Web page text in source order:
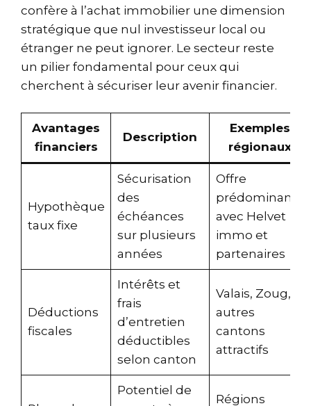
confère à l’achat immobilier une dimension
stratégique que nul investisseur local ou
étranger ne peut ignorer. Le secteur reste
un pilier fondamental pour ceux qui
cherchent à sécuriser leur avenir financier.
Avantages
financiers
Description
Exemples
régionaux
Hypothèque
taux fixe
Sécurisation
des
échéances
sur plusieurs
années
Offre
prédominante
avec Helvet
immo et
partenaires
Déductions
fiscales
Intérêts et
frais
d’entretien
déductibles
selon canton
Valais, Zoug,
autres
cantons
attractifs
Potentiel de
Régions